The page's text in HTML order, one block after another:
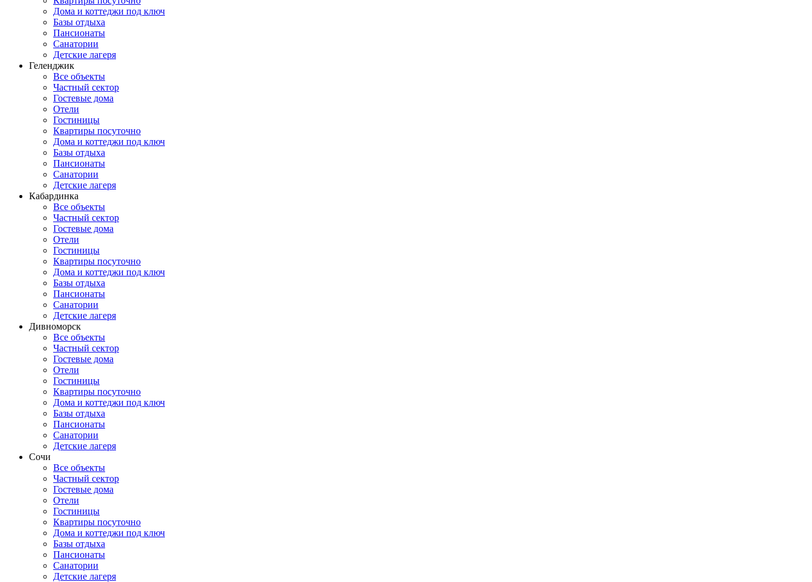
Дома и коттеджи под ключ
Базы отдыха
Пансионаты
Санатории
Детские лагеря
Геленджик
Все объекты
Частный сектор
Гостевые дома
Отели
Гостиницы
Квартиры посуточно
Дома и коттеджи под ключ
Базы отдыха
Пансионаты
Санатории
Детские лагеря
Кабардинка
Все объекты
Частный сектор
Гостевые дома
Отели
Гостиницы
Квартиры посуточно
Дома и коттеджи под ключ
Базы отдыха
Пансионаты
Санатории
Детские лагеря
Дивноморск
Все объекты
Частный сектор
Гостевые дома
Отели
Гостиницы
Квартиры посуточно
Дома и коттеджи под ключ
Базы отдыха
Пансионаты
Санатории
Детские лагеря
Сочи
Все объекты
Частный сектор
Гостевые дома
Отели
Гостиницы
Квартиры посуточно
Дома и коттеджи под ключ
Базы отдыха
Пансионаты
Санатории
Детские лагеря